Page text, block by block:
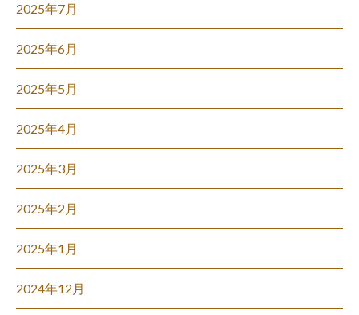
2025年7月
2025年6月
2025年5月
2025年4月
2025年3月
2025年2月
2025年1月
2024年12月